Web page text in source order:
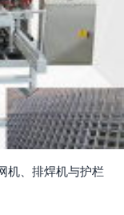
机、排焊机与护栏